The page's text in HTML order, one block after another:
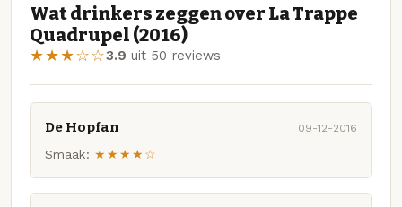
Wat drinkers zeggen over La Trappe
Quadrupel (2016)
★★★☆☆3.9 uit 50 reviews
De Hopfan 09-12-2016
Smaak: ★★★★☆